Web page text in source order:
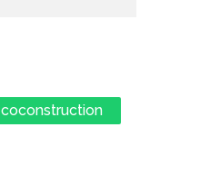
coconstruction